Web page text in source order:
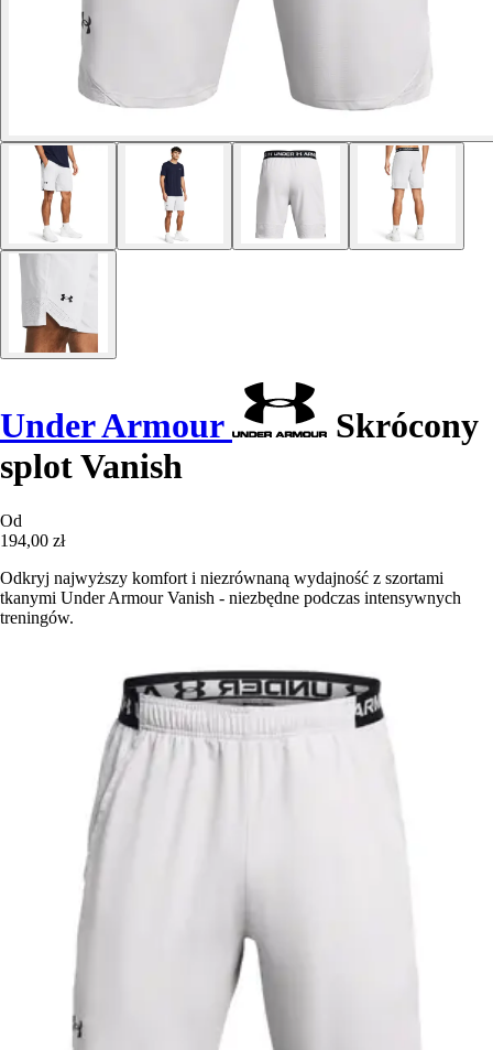
Under Armour
Skrócony
splot Vanish
Od
194,00 zł
Odkryj najwyższy komfort i niezrównaną wydajność z szortami
tkanymi Under Armour Vanish - niezbędne podczas intensywnych
treningów.